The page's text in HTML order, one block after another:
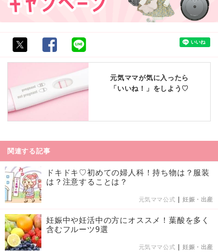
元気ママが気に入ったら
「いいね！」をしよう♡
関連する記事
ドキドキ♡初めての婦人科！持ち物は？服装
は？注意することは？
元気ママ公式 | 妊娠・出産
妊娠中や妊活中の方にオススメ！葉酸を多く
含むフルーツ9選
元気ママ公式 | 妊娠・出産